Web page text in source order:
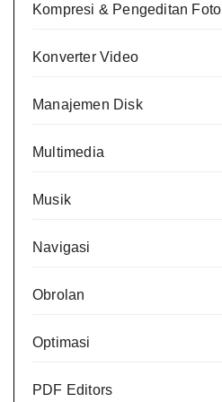
Kompresi & Pengeditan Foto
Konverter Video
Manajemen Disk
Multimedia
Musik
Navigasi
Obrolan
Optimasi
PDF Editors